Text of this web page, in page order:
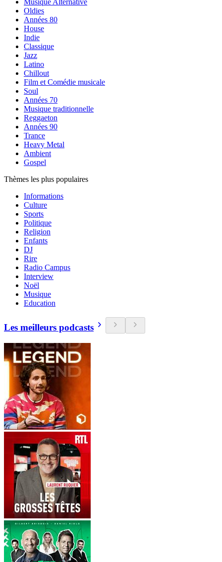
Musique Alternative
Oldies
Années 80
House
Indie
Classique
Jazz
Latino
Chillout
Film et Comédie musicale
Soul
Années 70
Musique traditionnelle
Reggaeton
Années 90
Trance
Heavy Metal
Ambient
Gospel
Thèmes les plus populaires
Informations
Culture
Sports
Politique
Religion
Enfants
DJ
Rire
Radio Campus
Interview
Noël
Musique
Education
Les meilleurs podcasts